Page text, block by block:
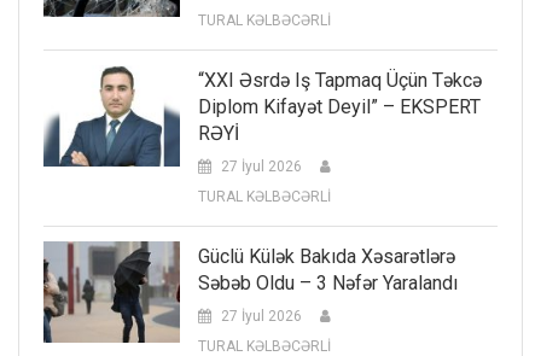
TURAL KƏLBƏCƏRLİ
“XXI Əsrdə Iş Tapmaq Üçün Təkcə
Diplom Kifayət Deyil” – EKSPERT
RƏYİ
27 İyul 2026
TURAL KƏLBƏCƏRLİ
Güclü Külək Bakıda Xəsarətlərə
Səbəb Oldu – 3 Nəfər Yaralandı
27 İyul 2026
TURAL KƏLBƏCƏRLİ